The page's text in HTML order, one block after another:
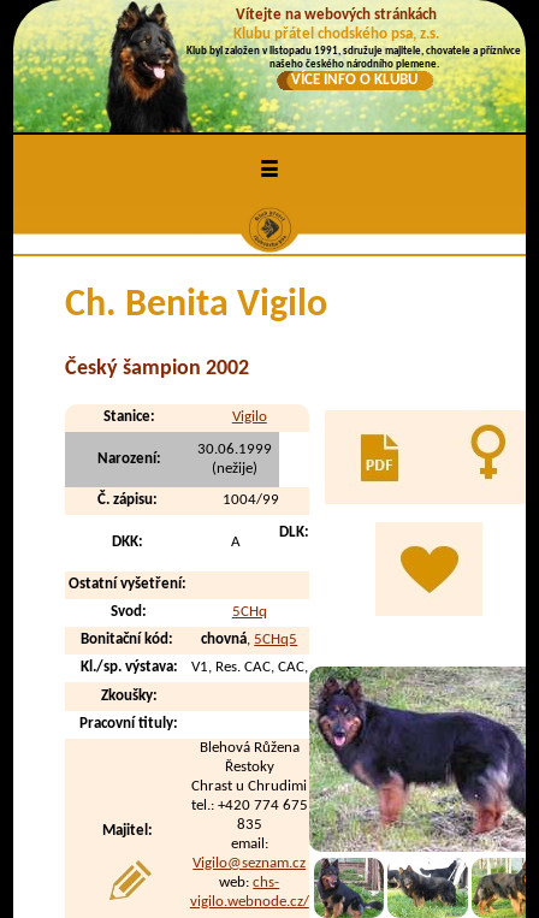
Vítejte na webových stránkách
Klubu přátel chodského psa, z.s.
Klub byl založen v listopadu 1991, sdružuje majitele, chovatele a příznivce
našeho českého národního plemene.
VÍCE INFO O KLUBU
≡
Ch. Benita Vigilo
Český šampion 2002
Stanice: Vigilo
Narození:
30.06.1999
(nežije)
Č. zápisu:
1004/99
DKK: A
DLK:
Ostatní vyšetření:
Svod:
5CHq
Bonitační kód:
chovná,5CHq5
Kl./sp. výstava:
V1, Res. CAC, CAC,
Zkoušky:
Pracovní tituly:
Majitel:
Blehová Růžena
Řestoky
Chrast u Chrudimi
tel.: +420 774 675
835
email:
Vigilo@seznam.cz
web:chs-
vigilo.webnode.cz/